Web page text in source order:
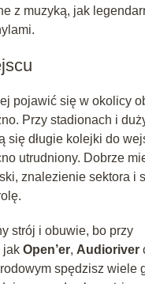
z muzyką, jak
pojawić się w okolicy
Przy stadionach i
się długie kolejki do
utrudniony. Dobrze
znalezienie sektora i
strój i obuwie, bo przy
jak Open’er, Audioriver
spędzisz wiele